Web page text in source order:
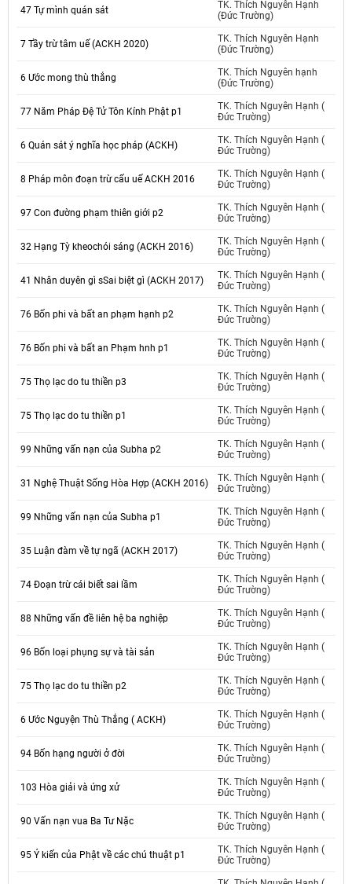
47 Tự mình quán sát
TK. Thích Nguyên Hạnh
(Đức Trường)
7 Tầy trừ tâm uế (ACKH 2020)
TK. Thích Nguyên Hạnh
(Đức Trường)
6 Ước mong thù thắng
TK. Thích Nguyên hạnh
(Đức Trường)
77 Năm Pháp Đệ Tử Tôn Kính Phật p1
TK. Thích Nguyên Hạnh (
Đức Trường)
6 Quán sát ý nghĩa học pháp (ACKH)
TK. Thích Nguyên Hạnh (
Đức Trường)
8 Pháp môn đoạn trừ cấu uế ACKH 2016
TK. Thích Nguyên Hạnh (
Đức Trường)
97 Con đường phạm thiên giới p2
TK. Thích Nguyên Hạnh (
Đức Trường)
32 Hạng Tỳ kheochói sáng (ACKH 2016)
TK. Thích Nguyên Hạnh (
Đức Trường)
41 Nhân duyên gì sSai biệt gì (ACKH 2017)
TK. Thích Nguyên Hạnh (
Đức Trường)
76 Bốn phi và bất an phạm hạnh p2
TK. Thích Nguyên Hạnh (
Đức Trường)
76 Bốn phi và bất an Phạm hnh p1
TK. Thích Nguyên Hạnh (
Đức Trường)
75 Thọ lạc do tu thiền p3
TK. Thích Nguyên Hạnh (
Đức Trường)
75 Thọ lạc do tu thiền p1
TK. Thích Nguyên Hạnh (
Đức Trường)
99 Những vấn nạn của Subha p2
TK. Thích Nguyên Hạnh (
Đức Trường)
31 Nghệ Thuật Sống Hòa Hợp (ACKH 2016)
TK. Thích Nguyên Hạnh (
Đức Trường)
99 Những vấn nạn của Subha p1
TK. Thích Nguyên Hạnh (
Đức Trường)
35 Luận đàm về tự ngã (ACKH 2017)
TK. Thích Nguyên Hạnh (
Đức Trường)
74 Đoạn trừ cái biết sai lầm
TK. Thích Nguyên Hạnh (
Đức Trường)
88 Những vấn đề liên hệ ba nghiệp
TK. Thích Nguyên Hạnh (
Đức Trường)
96 Bốn loại phụng sự và tài sản
TK. Thích Nguyên Hạnh (
Đức Trường)
75 Thọ lạc do tu thiền p2
TK. Thích Nguyên Hạnh (
Đức Trường)
6 Ước Nguyện Thù Thắng ( ACKH)
TK. Thích Nguyên Hạnh (
Đức Trường)
94 Bốn hạng người ở đời
TK. Thích Nguyên Hạnh (
Đức Trường)
103 Hòa giải và ứng xử
TK. Thích Nguyên Hạnh (
Đức Trường)
90 Vấn nạn vua Ba Tư Nặc
TK. Thích Nguyên Hạnh (
Đức Trường)
95 Ý kiến của Phật về các chú thuật p1
TK. Thích Nguyên Hạnh (
Đức Trường)